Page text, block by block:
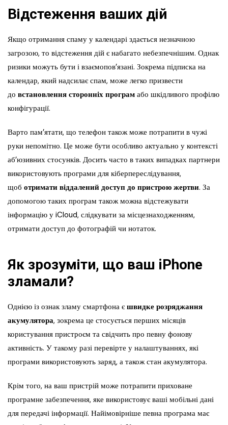
Відстеження ваших дій
Якщо отримання спаму у календарі здається незначною
загрозою, то відстеження дій є набагато небезпечнішим. Однак
ризики можуть бути і взаємопов’язані. Зокрема підписка на
календар, який надсилає спам, може легко призвести
до встановлення сторонніх програм або шкідливого профілю
конфігурації.
Варто пам’ятати, що телефон також може потрапити в чужі
руки непомітно. Це може бути особливо актуально у контексті
аб’юзивних стосунків. Досить часто в таких випадках партнери
використовують програми для кіберпереслідування,
щоб отримати віддалений доступ до пристрою жертви. За
допомогою таких програм також можна відстежувати
інформацію у iCloud, слідкувати за місцезнаходженням,
отримати доступ до фотографій чи нотаток.
Як зрозуміти, що ваш iPhone
зламали?
Однією із ознак зламу смартфона єшвидке розряджання
акумулятора, зокрема це стосується перших місяців
користування пристроєм та свідчить про певну фонову
активність. У такому разі перевірте у налаштуваннях, які
програми використовують заряд, а також стан акумулятора.
Крім того, на ваш пристрій може потрапити приховане
програмне забезпечення, яке використовує ваші мобільні дані
для передачі інформації. Найімовірніше певна програма має